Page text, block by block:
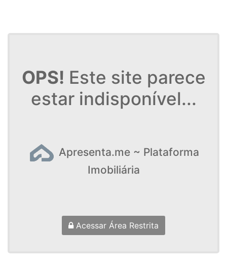
OPS! Este site parece
estar indisponível...
Apresenta.me ~ Plataforma
Imobiliária
Acessar Área Restrita